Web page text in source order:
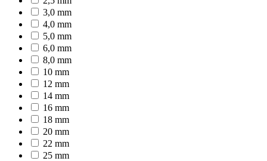
3,0 mm
4,0 mm
5,0 mm
6,0 mm
8,0 mm
10 mm
12 mm
14 mm
16 mm
18 mm
20 mm
22 mm
25 mm